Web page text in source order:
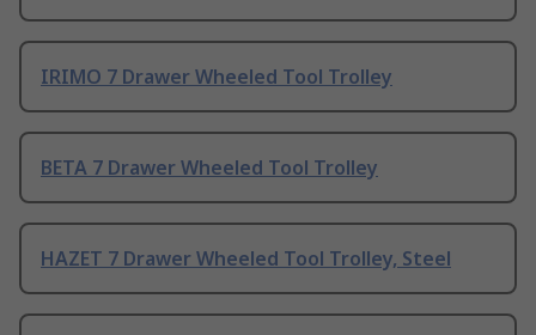
IRIMO 7 Drawer Wheeled Tool Trolley
BETA 7 Drawer Wheeled Tool Trolley
HAZET 7 Drawer Wheeled Tool Trolley, Steel